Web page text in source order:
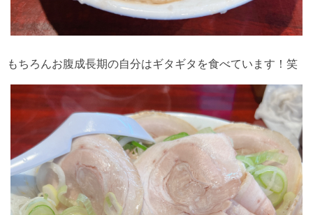
もちろんお腹成長期の自分はギタギタを食べています！笑